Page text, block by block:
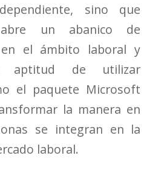
sino que
un abanico de
en el ámbito laboral y
aptitud de utilizar
el paquete Microsoft
la manera en
se integran en la
laboral.